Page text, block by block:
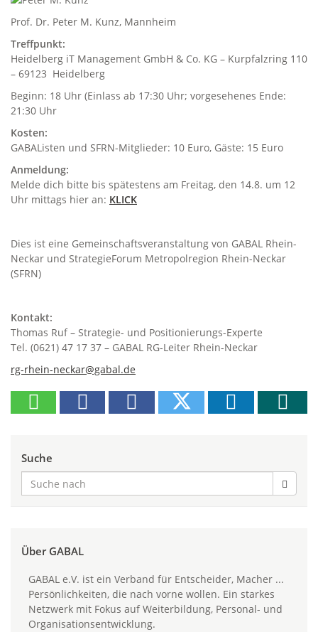
Prof. Dr. Peter M. Kunz, Mannheim
Treffpunkt:
Heidelberg iT Management GmbH & Co. KG – Kurpfalzring 110
– 69123 Heidelberg
Beginn: 18 Uhr (Einlass ab 17:30 Uhr; vorgesehenes Ende:
21:30 Uhr
Kosten:
GABAListen und SFRN-Mitglieder: 10 Euro, Gäste: 15 Euro
Anmeldung:
Melde dich bitte bis spätestens am Freitag, den 14.8. um 12
Uhr mittags hier an: KLICK
Dies ist eine Gemeinschaftsveranstaltung von GABAL Rhein-
Neckar und StrategieForum Metropolregion Rhein-Neckar
(SFRN)
Kontakt:
Thomas Ruf – Strategie- und Positionierungs-Experte
Tel. (0621) 47 17 37 – GABAL RG-Leiter Rhein-Neckar
rg-rhein-neckar@gabal.de
Suche
Über GABAL
GABAL e.V. ist ein Verband für Entscheider, Macher ...
Persönlichkeiten, die nach vorne wollen. Ein starkes
Netzwerk mit Fokus auf Weiterbildung, Personal- und
Organisationsentwicklung.